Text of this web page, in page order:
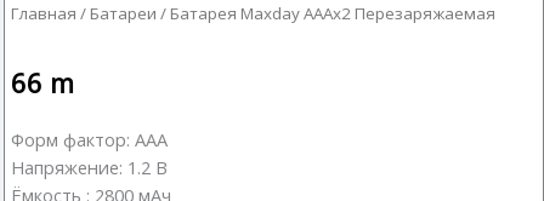
Главная / Батареи / Батарея Maxday AAAx2 Перезаряжаемая
66 m
Форм фактор: AAA
Напряжение: 1.2 В
Ёмкость : 2800 мАч